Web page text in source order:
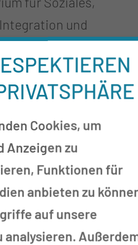
und
des Landes
Michael
spannenden
und
die Lupe
zentrale Frage
Was bedeutet
und welche
Cookies, um
Anzeigen zu
Funktionen für
anbieten zu
auf unsere
analysieren.